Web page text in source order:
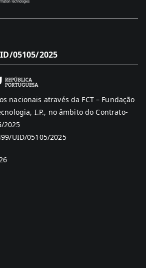
05105/2025
nacionais através da FCT – Fundação
I.P., no âmbito do Contrato-
2025
UID/05105/2025